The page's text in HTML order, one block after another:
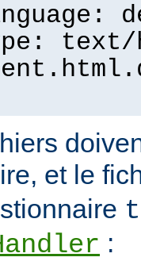
text/
et le
: